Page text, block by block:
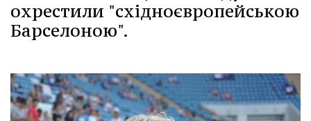
охрестили "східноєвропейською
Барселоною".